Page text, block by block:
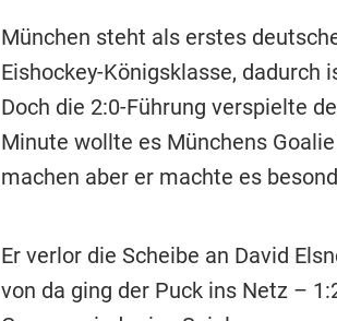
München steht als erstes
Eishockey-Königsklasse, dadurch
Doch die 2:0-Führung verspielte
Minute wollte es Münchens
machen aber er machte es
Er verlor die Scheibe an David
von da ging der Puck ins Netz –